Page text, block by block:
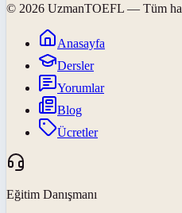
© 2026 UzmanTOEFL — Tüm
Anasayfa
Dersler
Yorumlar
Blog
Ücretler
Eğitim Danışmanı